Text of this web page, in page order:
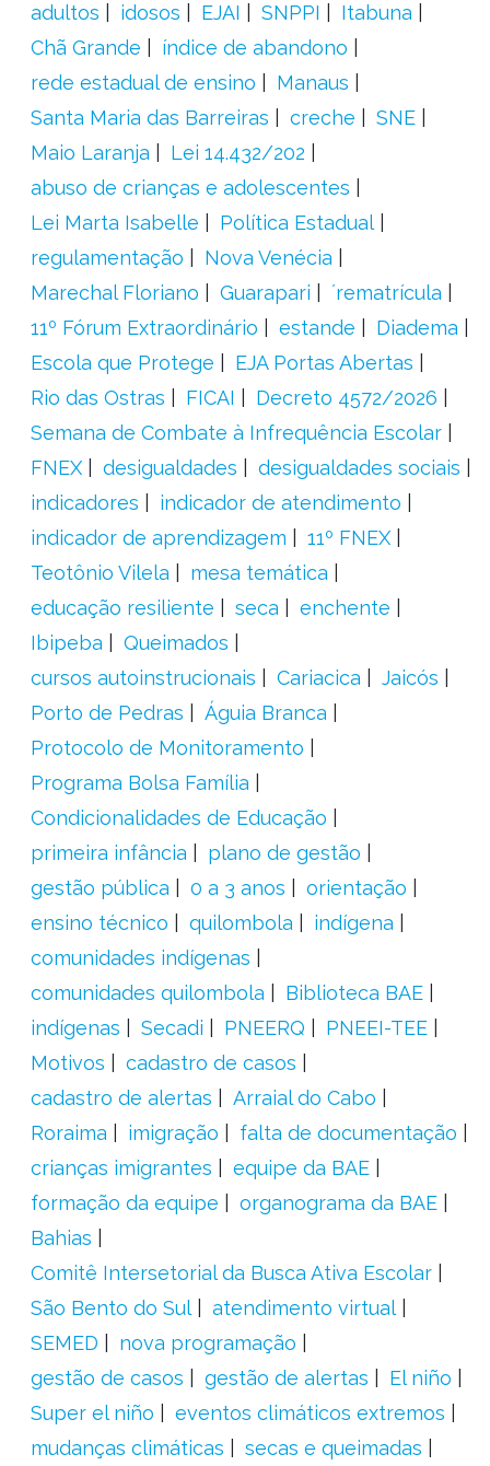
adultos
idosos EJAI SNPPI
Itabuna
Chã Grande
índice de abandono
rede estadual de ensino
Manaus
Santa Maria das Barreiras
creche
SNE
Maio Laranja
Lei 14.432/202
abuso de crianças e adolescentes
Lei Marta Isabelle
Política Estadual
regulamentação
Nova Venécia
Marechal Floriano
Guarapari
´rematrícula
11º Fórum Extraordinário
estande
Diadema
Escola que Protege
EJA Portas Abertas
Rio das Ostras
FICAI
Decreto 4572/2026
Semana de Combate à Infrequência Escolar
FNEX
desigualdades
desigualdades sociais
indicadores
indicador de atendimento
indicador de aprendizagem
11º FNEX
Teotônio Vilela
mesa temática
educação resiliente
seca
enchente
Ibipeba
Queimados
cursos autoinstrucionais
Cariacica
Jaicós
Porto de Pedras
Águia Branca
Protocolo de Monitoramento
Programa Bolsa Família
Condicionalidades de Educação
primeira infância
plano de gestão
gestão pública
0 a 3 anos
orientação
ensino técnico
quilombola
indígena
comunidades indígenas
comunidades quilombola
Biblioteca BAE
indígenas
Secadi PNEERQ
PNEEI-TEE
Motivos
cadastro de casos
cadastro de alertas
Arraial do Cabo
Roraima
imigração
falta de documentação
crianças imigrantes
equipe da BAE
formação da equipe
organograma da BAE
Bahias
Comitê Intersetorial da Busca Ativa Escolar
São Bento do Sul
atendimento virtual
SEMED
nova programação
gestão de casos
gestão de alertas
El niño
Super el niño
eventos climáticos extremos
mudanças climáticas
secas e queimadas